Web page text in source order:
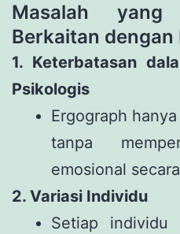
Masalah
Berkaitan dengan
1. Keterbatasan
Psikologis
Ergograph
tanpa
emosional
2. Variasi Individu
Setiap individu